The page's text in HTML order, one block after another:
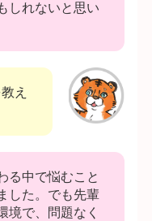
しれないと思い
え
る中で悩むこと
した。でも先輩
境で、問題なく